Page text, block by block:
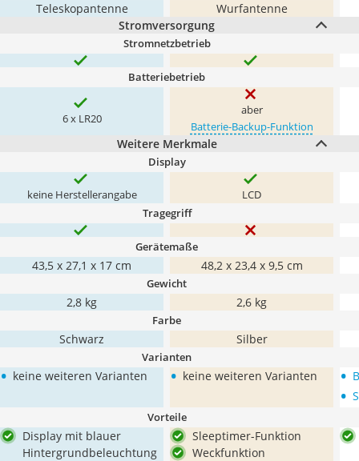
Teleskopantenne
Wurfantenne
Stromversorgung
Stromnetzbetrieb
Batteriebetrieb
6 x LR20
aber
Batterie-Backup-Funktion
Weitere Merkmale
Display
keine Herstellerangabe LCD
Tragegriff
Gerätemaße
43,5 x 27,1 x 17 cm 48,2 x 23,4 x 9,5 cm
Gewicht
2,8 kg 2,6 kg
Farbe
Schwarz Silber
Varianten
• keine weiteren Varianten • keine weiteren Varianten •
•
Vorteile
Display mit blauer
Hintergrundbeleuchtung
Sleeptimer-Funktion
Weckfunktion